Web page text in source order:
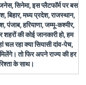
सिनेमा, इस प्लैटफॉर्म पर बस
बिहार, मध्य प्रदेश, राजस्थान,
पंजाब, हरियाणा, जम्मू-कश्मीर,
की कोई जानकारी हो, हम
रहा क्या सियासी दांव-पेच,
तो फिर अपने राज्य की हर
के साथ।